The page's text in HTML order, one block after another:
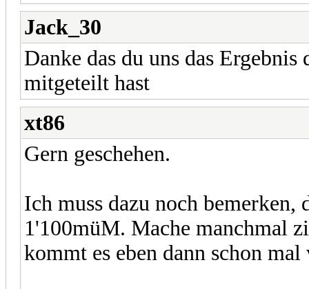
Jack_30
Danke das du uns das
mitgeteilt hast
xt86
Gern geschehen.
Ich muss dazu noch
1'100müM. Mache manchmal
kommt es eben dann schon